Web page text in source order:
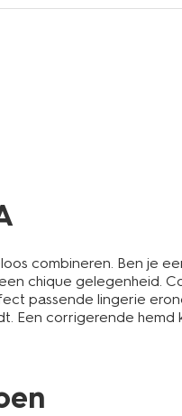
combineren. Ben je
chique gelegenheid.
passende lingerie
Een corrigerende